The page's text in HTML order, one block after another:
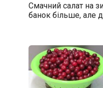
Смачний салат на
банок більше, але